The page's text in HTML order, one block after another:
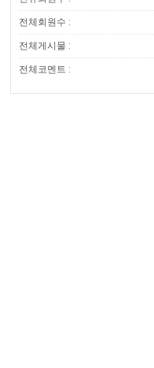
전체회원수 :
전체게시물 :
전체코멘트 :